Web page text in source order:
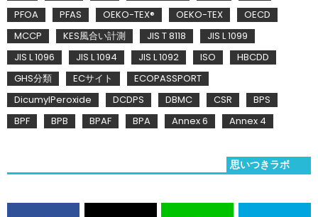
PFOA PFAS OEKO-TEX® OEKO-TEX
OECD
MCCP
KES風合い計測 JIS T 8118
JIS L 1099
JIS L 1096
JIS L 1094 JIS L 1092 ISO
HBCDD
GHS分類
ECサイト
ECOPASSPORT
DicumylPeroxide
DCDPS DBMC CSR
BPS
BPF
BPB BPAF BPA Annex 6 Annex 4
思いつきラボ